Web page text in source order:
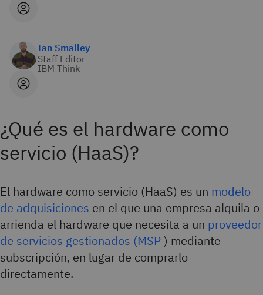
Ian Smalley
Staff Editor
IBM Think
¿Qué es el hardware como
servicio (HaaS)?
El hardware como servicio (HaaS) es un modelo
de adquisiciones en el que una empresa alquila o
arrienda el hardware que necesita a un proveedor
de servicios gestionados (MSP) mediante
subscripción, en lugar de comprarlo
directamente.